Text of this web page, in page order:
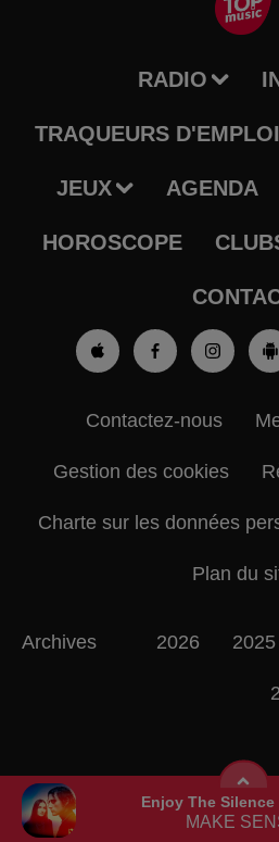
Enjoy The
MAKE
RADIO
TRAQUEURS D'EMPLOI
JEUX AGENDA
HOROSCOPE
Contactez-nous
Gestion des cookies
Charte sur les données
Plan du
Archives 2026 2025